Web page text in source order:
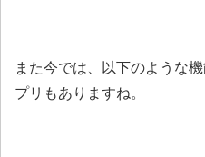
また今では、以下のような
プリもありますね。